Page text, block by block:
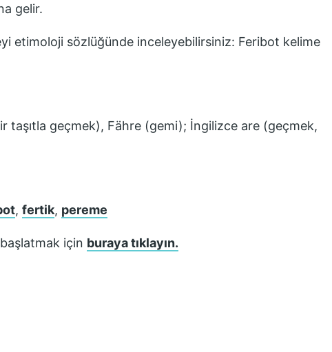
gelir.
etimoloji sözlüğünde inceleyebilirsiniz: Feribot kelime
taşıtla geçmek), Fähre (gemi); İngilizce are (geçmek,
, fertik, pereme
başlatmak için buraya tıklayın.